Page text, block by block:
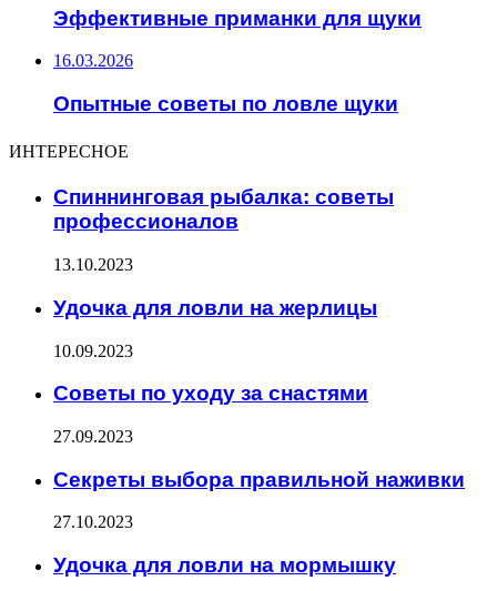
Эффективные приманки для щуки
16.03.2026
Опытные советы по ловле щуки
ИНТЕРЕСНОЕ
Спиннинговая рыбалка: советы
профессионалов
13.10.2023
Удочка для ловли на жерлицы
10.09.2023
Советы по уходу за снастями
27.09.2023
Секреты выбора правильной наживки
27.10.2023
Удочка для ловли на мормышку